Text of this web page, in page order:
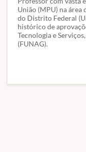
União (MPU) na
do Distrito Federal
histórico de
Tecnologia e
(FUNAG).